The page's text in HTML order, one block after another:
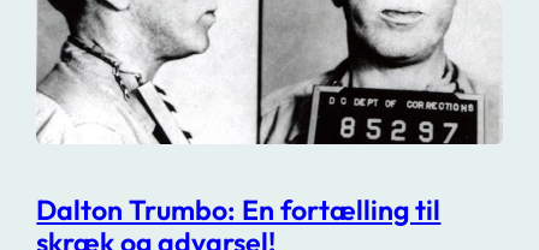
Dalton Trumbo: En fortælling til
skræk og advarsel!